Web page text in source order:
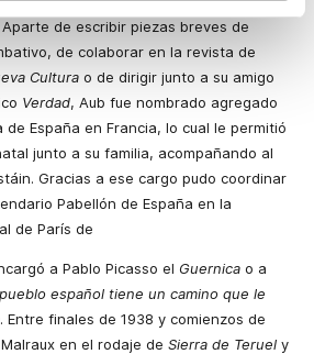
de escribir piezas breves de
de colaborar en la revista de
Cultura o de dirigir junto a su amigo
Verdad, Aub fue nombrado agregado
de España en Francia, lo cual le permitió
junto a su familia, acompañando al
Gracias a ese cargo pudo coordinar
Pabellón de España en la
de París de
a Pablo Picasso el Guernica o a
español tiene un camino que le
. Entre finales de 1938 y comienzos de
en el rodaje de Sierra de Teruel y